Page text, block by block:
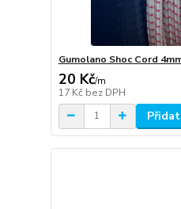
Gumolano Shoc Cord
20 Kč/m
17 Kč bez DPH